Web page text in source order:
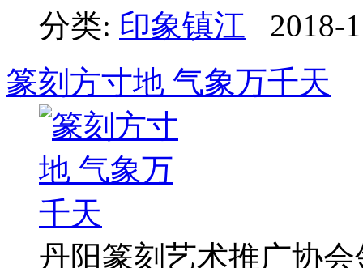
分类: 印象镇江
2018-
篆刻方寸地 气象万千天
丹阳篆刻艺术推广协